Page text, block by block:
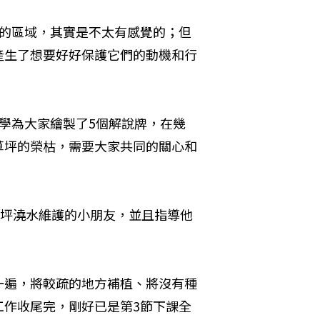
區域，其實是不太有感覺的；但
了想要好好保護它們的動機和行
為大家繪製了5個解說牌，在幾
的榮枯，需要大家共同的關心和
澆水維護的小朋友，並且指導他
，將較疏的地方補植、將沒有種
收尾完，剛好已是第3節下課全